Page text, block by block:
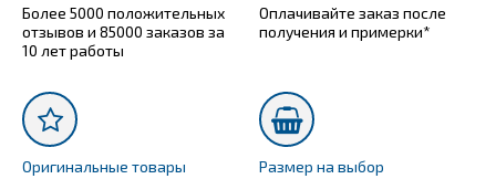
Более 5000 положительных
отзывов и 85000 заказов за
10 лет работы
Оплачивайте заказ после
получения и примерки*
Оригинальные товары
Размер на выбор